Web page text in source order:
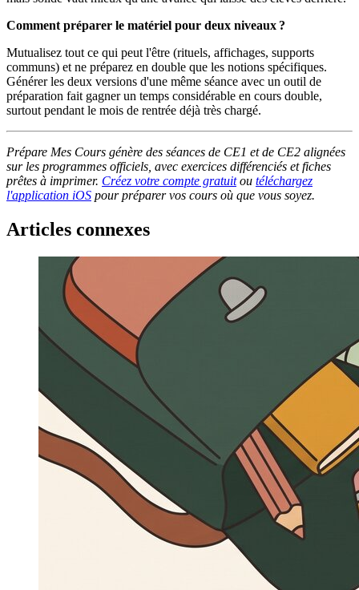
Comment préparer le matériel pour deux niveaux ?
Mutualisez tout ce qui peut l'être (rituels, affichages, supports
communs) et ne préparez en double que les notions spécifiques.
Générer les deux versions d'une même séance avec un outil de
préparation fait gagner un temps considérable en cours double,
surtout pendant le mois de rentrée déjà très chargé.
Prépare Mes Cours génère des séances de CE1 et de CE2 alignées
sur les programmes officiels, avec exercices différenciés et fiches
prêtes à imprimer. Créez votre compte gratuitou téléchargez
l'application iOS pour préparer vos cours où que vous soyez.
Articles connexes